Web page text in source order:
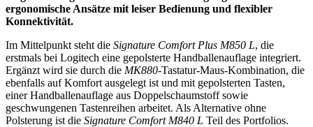
ergonomische Ansätze mit leiser Bedienung und flexibler
Konnektivität.
Im Mittelpunkt steht die Signature Comfort Plus M850 L, die
erstmals bei Logitech eine gepolsterte Handballenauflage integriert.
Ergänzt wird sie durch die MK880-Tastatur-Maus-Kombination, die
ebenfalls auf Komfort ausgelegt ist und mit gepolsterten Tasten,
einer Handballenauflage aus Doppelschaumstoff sowie
geschwungenen Tastenreihen arbeitet. Als Alternative ohne
Polsterung ist die Signature Comfort M840 L Teil des Portfolios.